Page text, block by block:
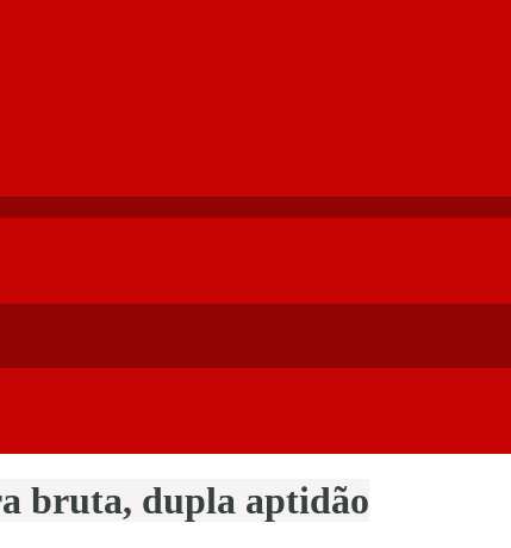
bruta, dupla aptidão